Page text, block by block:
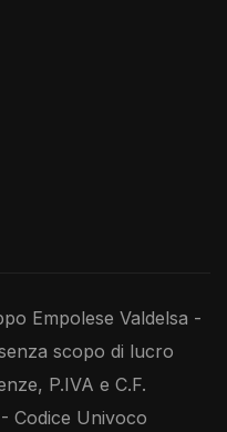
Empolese Valdelsa -
scopo di lucro
P.IVA e C.F.
Codice Univoco